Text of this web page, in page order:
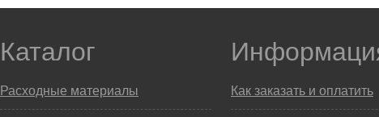
Каталог
Расходные материалы Как заказать и оплатить